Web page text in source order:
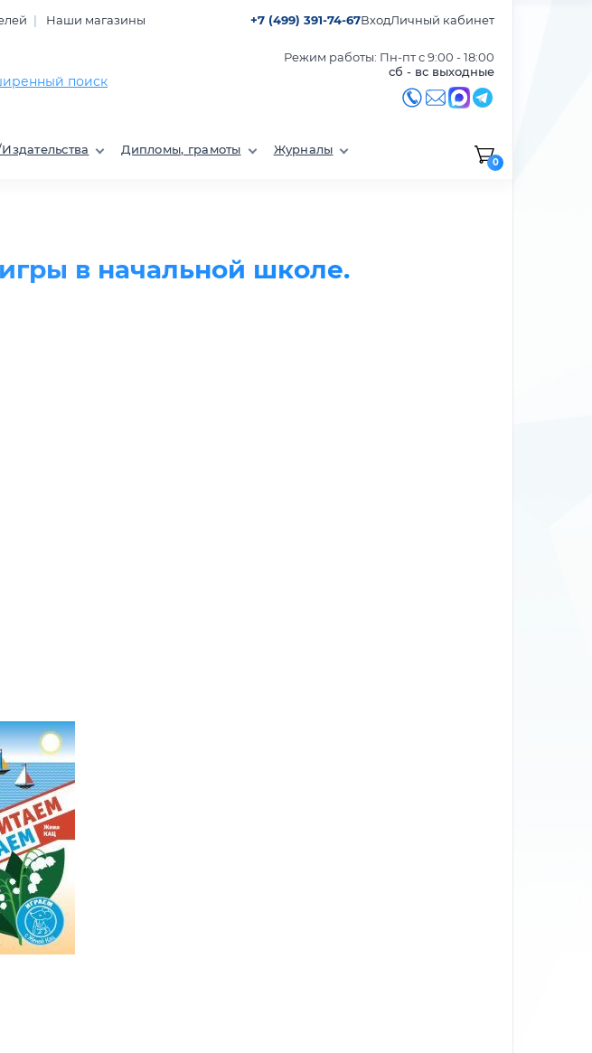
Наши магазины +7 (499) 391-74-67ВходЛичный кабинет
поиск
Режим работы: Пн-пт с 9:00 - 18:00
сб - вс выходные
Дипломы, грамоты Журналы
0
в начальной школе.